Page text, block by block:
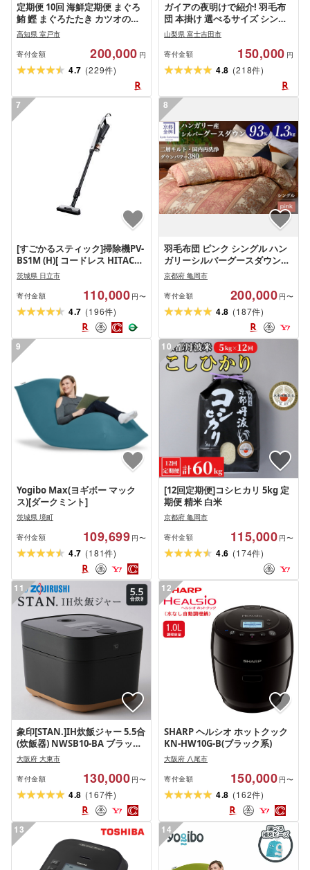
定期便 10回 海鮮定期便 まぐろ
鮪 鰹 まぐろたたき カツオのた
たき ネギトロ 伊勢海老 バラエ
ティ えび 金目鯛 刺身 さしみ 惣
菜 グルメ お楽しみ 海鮮 冷凍 魚
海産物 魚介類 訳あり 不揃い 傷
規格外 リピーター 人気 故郷納
高知県 室戸市
寄付金額 200,000 円
4.7 (229件)
ガイアの夜明けで紹介! 羽毛布
団 本掛け 選べるサイズ シング
ル セミダブル ダブル 選べる発
送月 ロイヤルゴールド ホワイ
トグース93% アイボリー 冬 暖
かい 防ダニ 羽毛ふとん 掛け布
団 布団 日本製 回収キット付
山梨県 富士吉田市
寄付金額 150,000 円
4.8 (218件)
7
[すごかるスティック]掃除機PV-
BS1M (H)[ コードレス HITACHI
日立 家電 茨城県 日立市]
茨城県 日立市
寄付金額 110,000 円〜
4.7 (196件)
8
羽毛布団 ピンク シングル ハン
ガリーシルバーグースダウン
93% 布団 ジラーフ
京都府 亀岡市
寄付金額 200,000 円〜
4.8 (187件)
9
Yogibo Max(ヨギボー マック
ス)[ダークミント]
茨城県 境町
寄付金額 109,699 円〜
4.7 (181件)
10
[12回定期便]コシヒカリ 5kg 定
期便 精米 白米
京都府 亀岡市
寄付金額 115,000 円〜
4.6 (174件)
11
象印[STAN.]IH炊飯ジャー 5.5合
(炊飯器) NWSB10-BA ブラック
炊飯器
大阪府 大東市
寄付金額 130,000 円〜
4.8 (167件)
12
SHARP ヘルシオ ホットクック
KN-HW10G-B(ブラック系)
大阪府 八尾市
寄付金額 150,000 円〜
4.8 (162件)
13 14